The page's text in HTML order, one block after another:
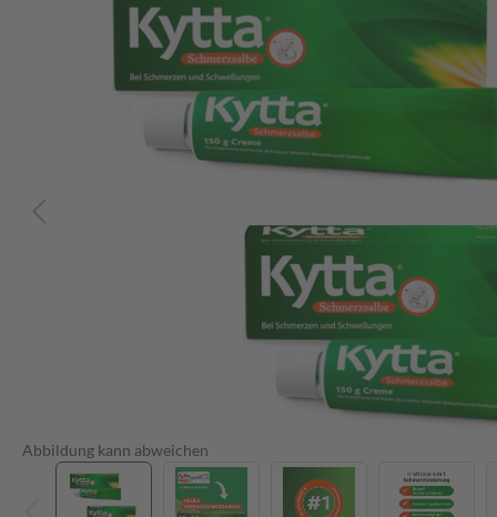
Abbildung kann abweichen